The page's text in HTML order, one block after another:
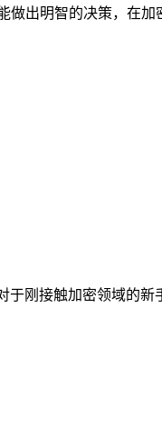
做出明智的决策，在加
于刚接触加密领域的新